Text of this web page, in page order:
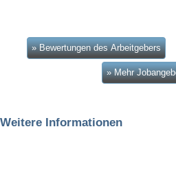
» Bewertungen des Arbeitgebers
» Mehr
Weitere Informationen